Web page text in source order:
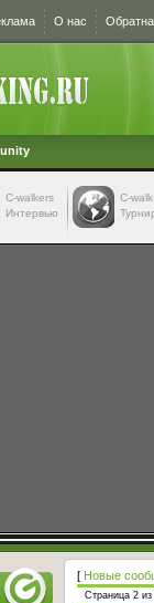
О нас
C-walkers
Интервью
С-walk
[ Новые
Страница 2 из